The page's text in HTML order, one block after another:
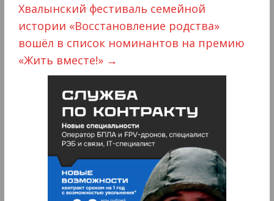
Хвалынский фестиваль семейной
истории «Восстановление родства»
вошёл в список номинантов на премию
«Жить вместе!» →